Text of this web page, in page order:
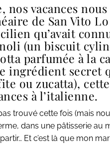
nos vacances
de San Vito
qu’avait
(un biscuit
parfumée à la
ingrédient secret
ou zucatta),
à l’italienne.
trouvé cette fois (mais
dans une pâtisserie
Et c’est là que mon